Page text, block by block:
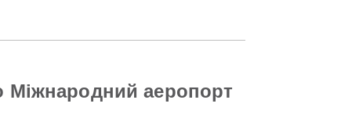
Міжнародний аеропорт